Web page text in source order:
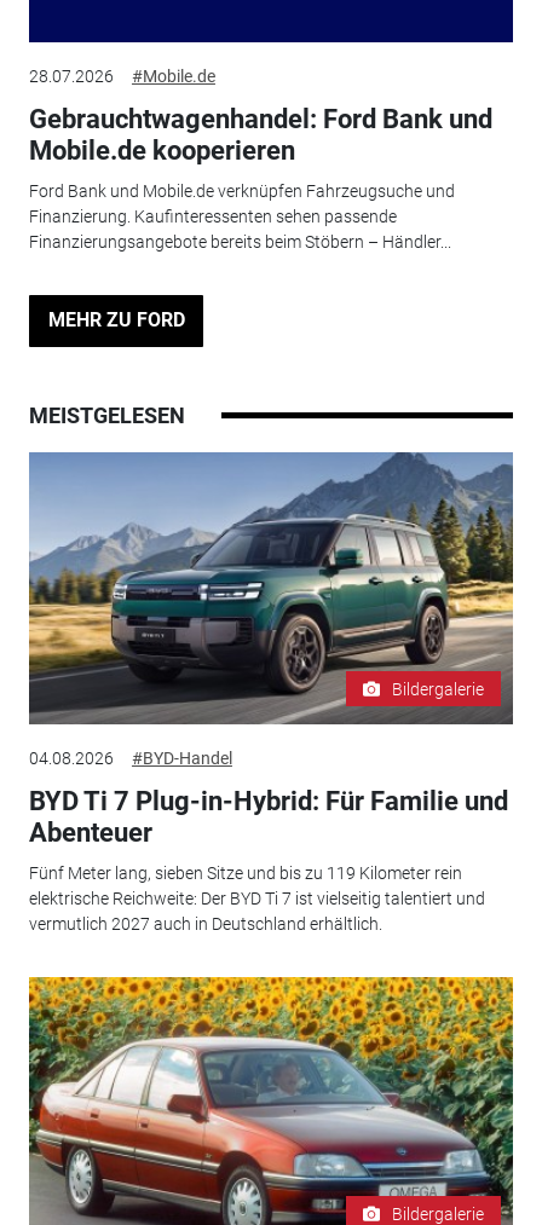
28.07.2026 #Mobile.de
Gebrauchtwagenhandel: Ford Bank und
Mobile.de kooperieren
Ford Bank und Mobile.de verknüpfen Fahrzeugsuche und
Finanzierung. Kaufinteressenten sehen passende
Finanzierungsangebote bereits beim Stöbern – Händler...
MEHR ZU FORD
MEISTGELESEN
Bildergalerie
04.08.2026 #BYD-Handel
BYD Ti 7 Plug-in-Hybrid: Für Familie und
Abenteuer
Fünf Meter lang, sieben Sitze und bis zu 119 Kilometer rein
elektrische Reichweite: Der BYD Ti 7 ist vielseitig talentiert und
vermutlich 2027 auch in Deutschland erhältlich.
Bildergalerie